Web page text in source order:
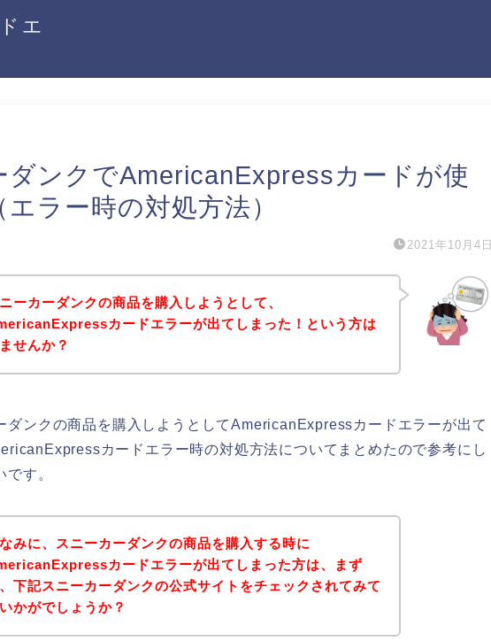
エ
ダンクでAmericanExpressカードが使
ラー時の対処方法）
2021年10月4日
ーカーダンクの商品を購入しようとして、
カードエラーが出てしまった！という方は
せんか？
ダンクの商品を購入しようとしてAmericanExpressカードエラーが出て
カードエラー時の対処方法についてまとめたので参考にし
す。
みに、スニーカーダンクの商品を購入する時に
カードエラーが出てしまった方は、まず
下記スニーカーダンクの公式サイトをチェックされてみて
かがでしょうか？